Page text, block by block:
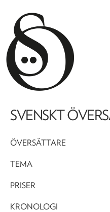
SVENSKT
ÖVERSÄTTARE
TEMA
PRISER
KRONOLOGI